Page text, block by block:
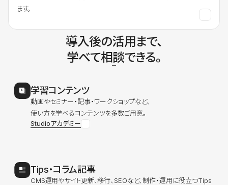
ます。
導入後の活用まで、
学べて相談できる。
学習コンテンツ
動画やセミナー・記事・ワークショップなど、
使い方を学べるコンテンツを多数ご用意。
Studioアカデミー
Tips・コラム記事
CMS運用やサイト更新、移行、SEOなど、制作・運用に役立つTips